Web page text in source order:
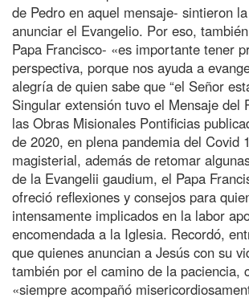
de Pedro en aquel mensaje- sintieron
anunciar el Evangelio. Por eso,
Papa Francisco- «es importante tener
perspectiva, porque nos ayuda a
alegría de quien sabe que “el Señor
Singular extensión tuvo el Mensaje del
las Obras Misionales Pontificias
de 2020, en plena pandemia del Covid
magisterial, además de retomar
de la Evangelii gaudium, el Papa
ofreció reflexiones y consejos para
intensamente implicados en la labor
encomendada a la Iglesia. Recordó,
que quienes anuncian a Jesús con su
también por el camino de la paciencia,
«siempre acompañó